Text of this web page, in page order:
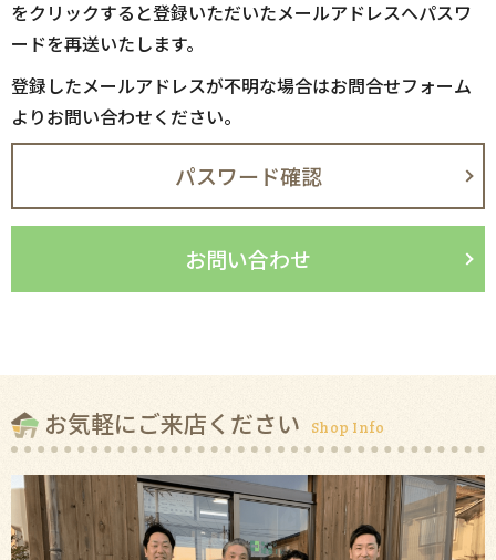
をクリックすると登録いただいたメールアドレスへパスワ
ードを再送いたします。
登録したメールアドレスが不明な場合はお問合せフォーム
よりお問い合わせください。
パスワード確認
お問い合わせ
お気軽にご来店ください Shop Info